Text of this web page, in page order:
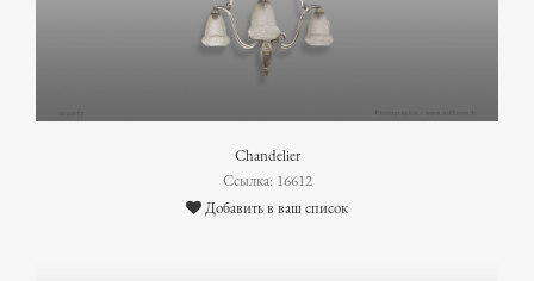
Chandelier
Ссылка: 16612
Добавить в ваш список